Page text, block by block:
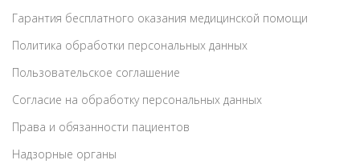
Гарантия бесплатного оказания медицинской помощи
Политика обработки персональных данных
Пользовательское соглашение
Согласие на обработку персональных данных
Права и обязанности пациентов
Надзорные органы